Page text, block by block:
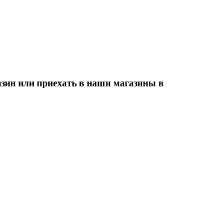
или приехать в наши магазины в